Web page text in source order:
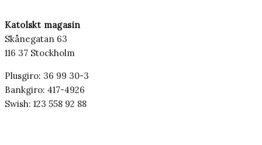
Katolskt magasin
Skånegatan 63
116 37 Stockholm
Plusgiro: 36 99 30-3
Bankgiro: 417-4926
Swish: 123 558 92 88